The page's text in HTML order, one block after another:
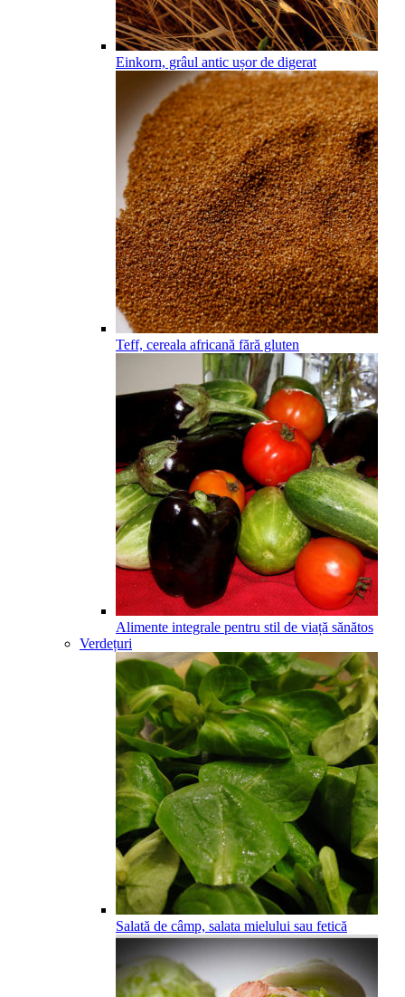
Einkorn, grâul antic ușor de digerat
Teff, cereala africană fără gluten
Alimente integrale pentru stil de viață sănătos
Verdețuri
Salată de câmp, salata mielului sau fetică